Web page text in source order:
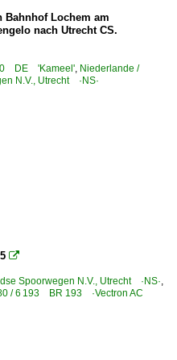
Bahnhof Lochem am
nach Utrecht CS.
20 DE 'Kameel', Niederlande /
N.V., Utrecht ·NS·

Spoorwegen N.V., Utrecht ·NS·,
/ 6 193 BR 193 ·Vectron AC